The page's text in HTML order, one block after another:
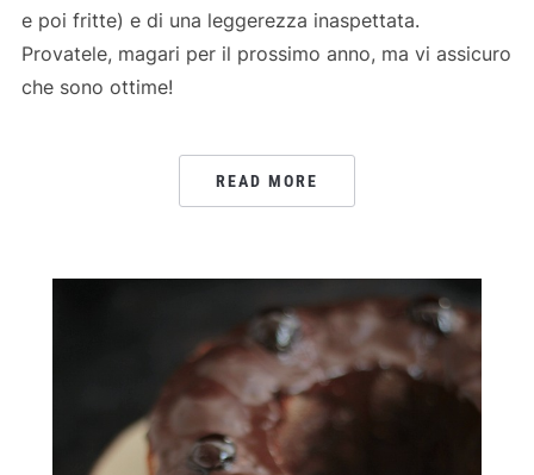
e poi fritte) e di una leggerezza inaspettata.
Provatele, magari per il prossimo anno, ma vi assicuro
che sono ottime!
READ MORE